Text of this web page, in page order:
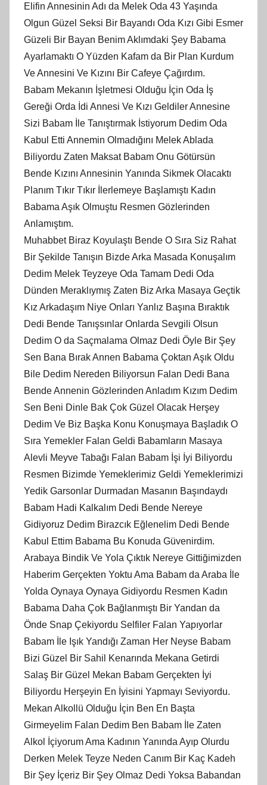
Elifin Annesinin Adı da Melek Oda 43 Yaşında
Olgun Güzel Seksi Bir Bayandı Oda Kızı Gibi Esmer
Güzeli Bir Bayan Benim Aklımdaki Şey Babama
Ayarlamaktı O Yüzden Kafam da Bir Plan Kurdum
Ve Annesini Ve Kızını Bir Cafeye Çağırdım.
Babam Mekanın İşletmesi Olduğu İçin Oda İş
Gereği Orda İdi Annesi Ve Kızı Geldiler Annesine
Sizi Babam İle Tanıştırmak İstiyorum Dedim Oda
Kabul Etti Annemin Olmadığını Melek Ablada
Biliyordu Zaten Maksat Babam Onu Götürsün
Bende Kızını Annesinin Yanında Sikmek Olacaktı
Planım Tıkır Tıkır İlerlemeye Başlamıştı Kadın
Babama Aşık Olmuştu Resmen Gözlerinden
Anlamıştım.
Muhabbet Biraz Koyulaştı Bende O Sıra Siz Rahat
Bir Şekilde Tanışın Bizde Arka Masada Konuşalım
Dedim Melek Teyzeye Oda Tamam Dedi Oda
Dünden Meraklıymış Zaten Biz Arka Masaya Geçtik
Kız Arkadaşım Niye Onları Yanlız Başına Bıraktık
Dedi Bende Tanışsınlar Onlarda Sevgili Olsun
Dedim O da Saçmalama Olmaz Dedi Öyle Bir Şey
Sen Bana Bırak Annen Babama Çoktan Aşık Oldu
Bile Dedim Nereden Biliyorsun Falan Dedi Bana
Bende Annenin Gözlerinden Anladım Kızım Dedim
Sen Beni Dinle Bak Çok Güzel Olacak Herşey
Dedim Ve Biz Başka Konu Konuşmaya Başladık O
Sıra Yemekler Falan Geldi Babamların Masaya
Alevli Meyve Tabağı Falan Babam İşi İyi Biliyordu
Resmen Bizimde Yemeklerimiz Geldi Yemeklerimizi
Yedik Garsonlar Durmadan Masanın Başındaydı
Babam Hadi Kalkalım Dedi Bende Nereye
Gidiyoruz Dedim Birazcık Eğlenelim Dedi Bende
Kabul Ettim Babama Bu Konuda Güvenirdim.
Arabaya Bindik Ve Yola Çıktık Nereye Gittiğimizden
Haberim Gerçekten Yoktu Ama Babam da Araba İle
Yolda Oynaya Oynaya Gidiyordu Resmen Kadın
Babama Daha Çok Bağlanmıştı Bir Yandan da
Önde Snap Çekiyordu Selfiler Falan Yapıyorlar
Babam İle Işık Yandığı Zaman Her Neyse Babam
Bizi Güzel Bir Sahil Kenarında Mekana Getirdi
Salaş Bir Güzel Mekan Babam Gerçekten İyi
Biliyordu Herşeyin En İyisini Yapmayı Seviyordu.
Mekan Alkollü Olduğu İçin Ben En Başta
Girmeyelim Falan Dedim Ben Babam İle Zaten
Alkol İçiyorum Ama Kadının Yanında Ayıp Olurdu
Derken Melek Teyze Neden Canım Bir Kaç Kadeh
Bir Şey İçeriz Bir Şey Olmaz Dedi Yoksa Babandan